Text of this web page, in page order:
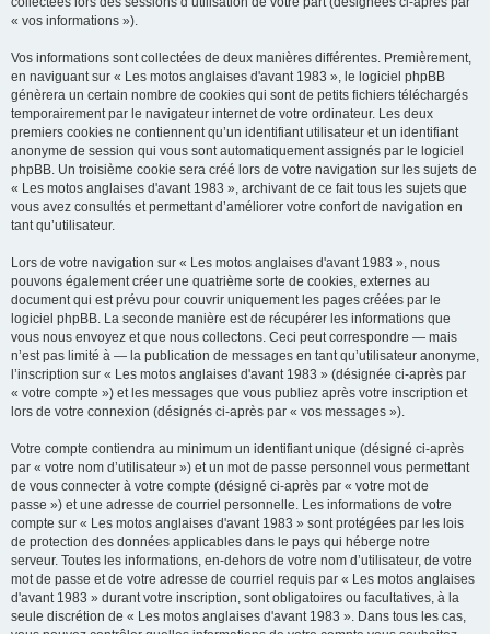
« vos informations »).
Vos informations sont collectées de deux manières différentes. Premièrement,
en naviguant sur « Les motos anglaises d'avant 1983 », le logiciel phpBB
génèrera un certain nombre de cookies qui sont de petits fichiers téléchargés
temporairement par le navigateur internet de votre ordinateur. Les deux
premiers cookies ne contiennent qu’un identifiant utilisateur et un identifiant
anonyme de session qui vous sont automatiquement assignés par le logiciel
phpBB. Un troisième cookie sera créé lors de votre navigation sur les sujets de
« Les motos anglaises d'avant 1983 », archivant de ce fait tous les sujets que
vous avez consultés et permettant d’améliorer votre confort de navigation en
tant qu’utilisateur.
Lors de votre navigation sur « Les motos anglaises d'avant 1983 », nous
pouvons également créer une quatrième sorte de cookies, externes au
document qui est prévu pour couvrir uniquement les pages créées par le
logiciel phpBB. La seconde manière est de récupérer les informations que
vous nous envoyez et que nous collectons. Ceci peut correspondre — mais
n’est pas limité à — la publication de messages en tant qu’utilisateur anonyme,
l’inscription sur « Les motos anglaises d'avant 1983 » (désignée ci-après par
« votre compte ») et les messages que vous publiez après votre inscription et
lors de votre connexion (désignés ci-après par « vos messages »).
Votre compte contiendra au minimum un identifiant unique (désigné ci-après
par « votre nom d’utilisateur ») et un mot de passe personnel vous permettant
de vous connecter à votre compte (désigné ci-après par « votre mot de
passe ») et une adresse de courriel personnelle. Les informations de votre
compte sur « Les motos anglaises d'avant 1983 » sont protégées par les lois
de protection des données applicables dans le pays qui héberge notre
serveur. Toutes les informations, en-dehors de votre nom d’utilisateur, de votre
mot de passe et de votre adresse de courriel requis par « Les motos anglaises
d'avant 1983 » durant votre inscription, sont obligatoires ou facultatives, à la
seule discrétion de « Les motos anglaises d'avant 1983 ». Dans tous les cas,